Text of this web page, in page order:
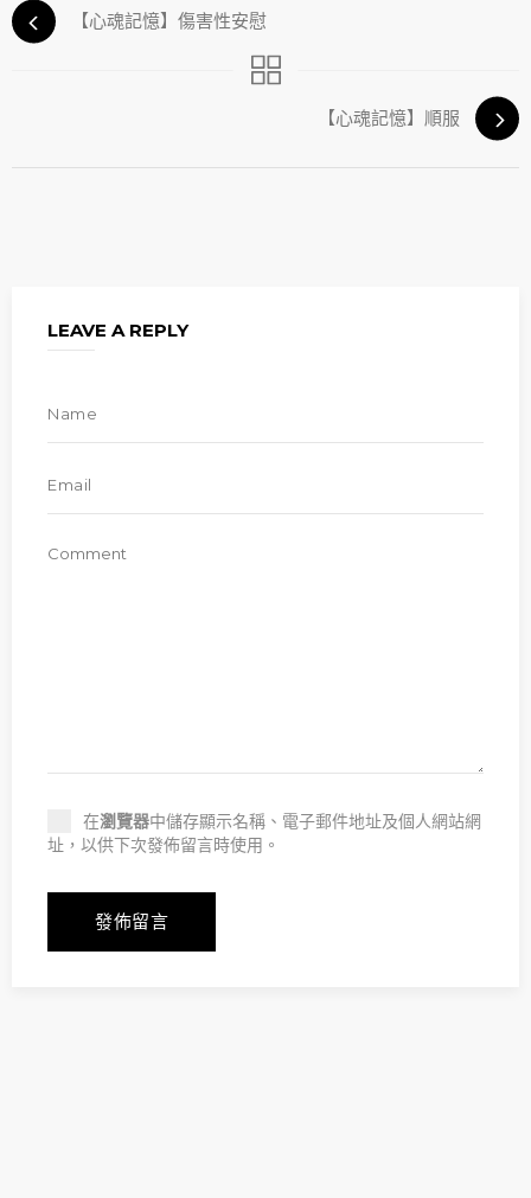
【心魂記憶】傷害性安慰
【心魂記憶】順服
LEAVE A REPLY
在瀏覽器中儲存顯示名稱、電子郵件地址及個人網站網
址，以供下次發佈留言時使用。